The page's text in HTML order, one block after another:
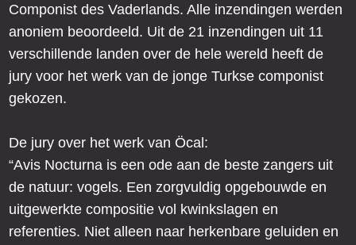
Componist des Vaderlands. Alle inzendingen werden
anoniem beoordeeld. Uit de 21 inzendingen uit 11
verschillende landen over de hele wereld heeft de
jury voor het werk van de jonge Turkse componist
gekozen.
De jury over het werk van Öcal:
“Avis Nocturna is een ode aan de beste zangers uit
de natuur: vogels. Een zorgvuldig opgebouwde en
uitgewerkte compositie vol kwinkslagen en
referenties. Niet alleen naar herkenbare geluiden en